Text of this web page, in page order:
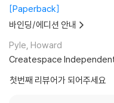
Paperback
바인딩/에디션 안내
Pyle, Howard
Createspace
첫번째 리뷰어가 되어주세요